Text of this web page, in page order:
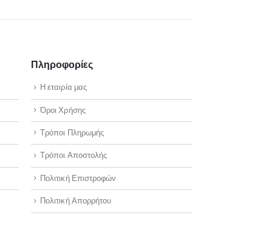
Πληροφορίες
Η εταιρία μας
Όροι Χρήσης
Τρόποι Πληρωμής
Τρόποι Αποστολής
Πολιτική Επιστροφών
Πολιτική Απορρήτου